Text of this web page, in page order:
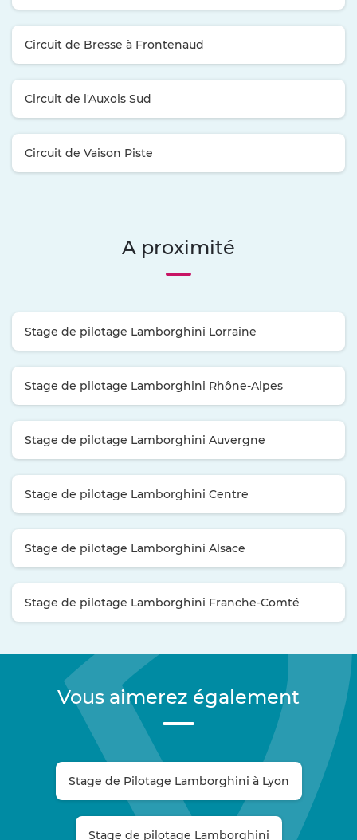
Circuit de Bresse à Frontenaud
Circuit de l'Auxois Sud
Circuit de Vaison Piste
A proximité
Stage de pilotage Lamborghini Lorraine
Stage de pilotage Lamborghini Rhône-Alpes
Stage de pilotage Lamborghini Auvergne
Stage de pilotage Lamborghini Centre
Stage de pilotage Lamborghini Alsace
Stage de pilotage Lamborghini Franche-Comté
Vous aimerez également
Stage de Pilotage Lamborghini à Lyon
Stage de pilotage Lamborghini